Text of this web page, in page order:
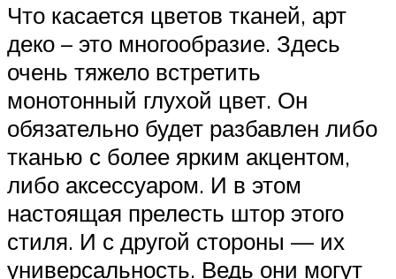
Что касается цветов тканей, арт
деко – это многообразие. Здесь
очень тяжело встретить
монотонный глухой цвет. Он
обязательно будет разбавлен либо
тканью с более ярким акцентом,
либо аксессуаром. И в этом
настоящая прелесть штор этого
стиля. И с другой стороны — их
универсальность. Ведь они могут